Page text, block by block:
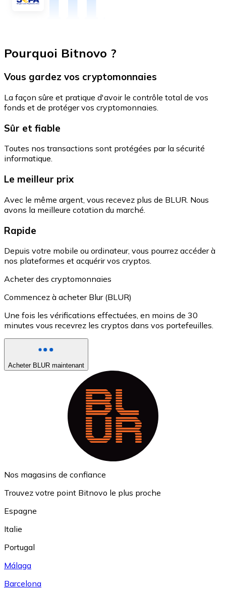
Pourquoi Bitnovo ?
Vous gardez vos cryptomonnaies
La façon sûre et pratique d'avoir le contrôle total de vos
fonds et de protéger vos cryptomonnaies.
Sûr et fiable
Toutes nos transactions sont protégées par la sécurité
informatique.
Le meilleur prix
Avec le même argent, vous recevez plus de BLUR. Nous
avons la meilleure cotation du marché.
Rapide
Depuis votre mobile ou ordinateur, vous pourrez accéder à
nos plateformes et acquérir vos cryptos.
Acheter des cryptomonnaies
Commencez à acheter Blur (BLUR)
Une fois les vérifications effectuées, en moins de 30
minutes vous recevrez les cryptos dans vos portefeuilles.
Acheter BLUR maintenant
Nos magasins de confiance
Trouvez votre point Bitnovo le plus proche
Espagne
Italie
Portugal
Málaga
Barcelona